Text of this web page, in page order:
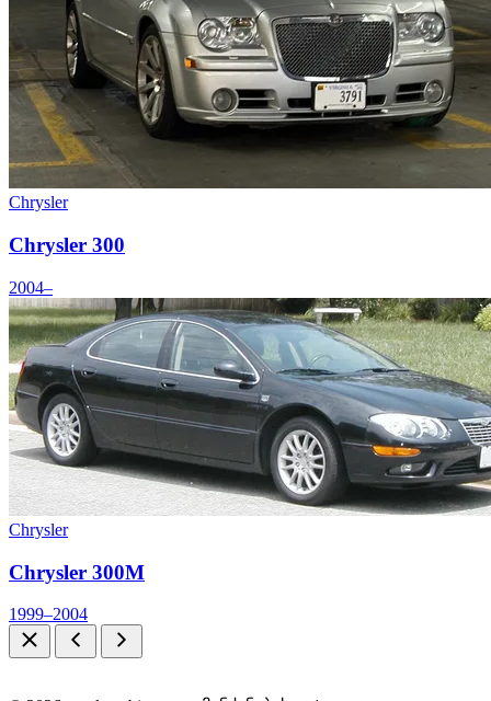
Chrysler
Chrysler 300
2004–
Chrysler
Chrysler 300M
1999–2004